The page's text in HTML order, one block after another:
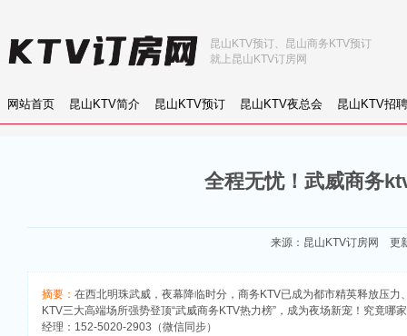
网站首页 昆山KTV简介 昆山KTV预订 昆山KTV夜总会 昆山KTV招聘
昆山KTV预订、昆山商务KTV预订
就上昆山KTV订房网
全程无忧！武威商务
来源： 昆山KTV订房网 更
摘要： 在西北明珠武威，夜幕降临时分，商务KTV已成为都市精英释放压
KTV三大高端场所强势登顶“武威商务KTV热力榜”，成为夜场新宠！究竟
经理：152-5020-2903（微信同步）